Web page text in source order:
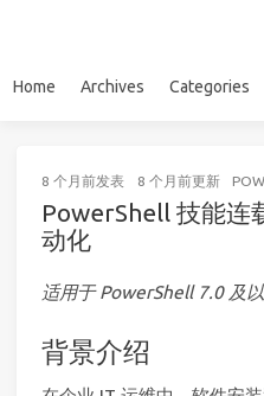
Home Archives Categories
8 个月前发表 8 个月前更新
PowerShell 技能连
动化
适用于 PowerShell 7.0 及
背景介绍